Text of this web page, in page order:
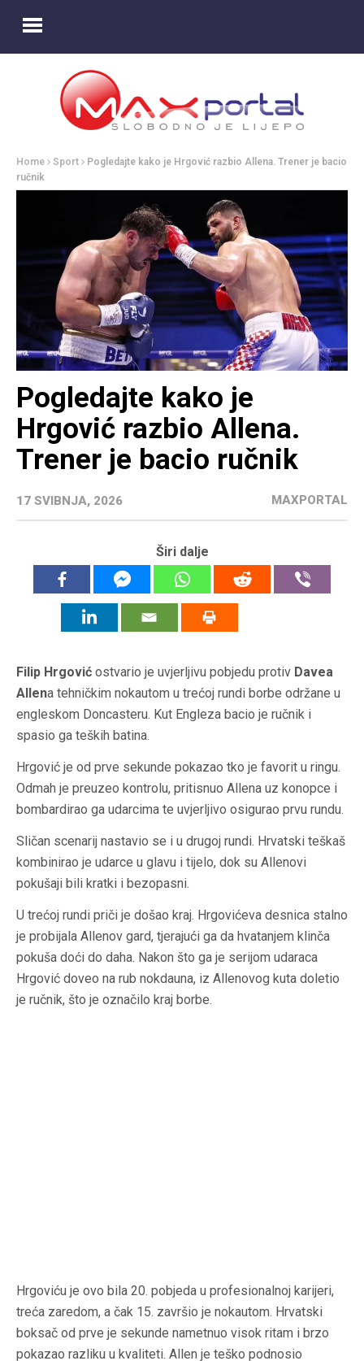
Home Sport
Pogledajte kako je Hrgović razbio Allena. Trener je bacio
ručnik
Pogledajte kako je
Hrgović razbio Allena.
Trener je bacio ručnik
17 SVIBNJA, 2026 MAXPORTAL
Širi dalje
Filip Hrgović ostvario je uvjerljivu pobjedu protiv Davea
Allena tehničkim nokautom u trećoj rundi borbe održane u
engleskom Doncasteru. Kut Engleza bacio je ručnik i
spasio ga teških batina.
Hrgović je od prve sekunde pokazao tko je favorit u ringu.
Odmah je preuzeo kontrolu, pritisnuo Allena uz konopce i
bombardirao ga udarcima te uvjerljivo osigurao prvu rundu.
Sličan scenarij nastavio se i u drugoj rundi. Hrvatski teškaš
kombinirao je udarce u glavu i tijelo, dok su Allenovi
pokušaji bili kratki i bezopasni.
U trećoj rundi priči je došao kraj. Hrgovićeva desnica stalno
je probijala Allenov gard, tjerajući ga da hvatanjem klinča
pokuša doći do daha. Nakon što ga je serijom udaraca
Hrgović doveo na rub nokdauna, iz Allenovog kuta doletio
je ručnik, što je označilo kraj borbe.
Hrgoviću je ovo bila 20. pobjeda u profesionalnoj karijeri,
treća zaredom, a čak 15. završio je nokautom. Hrvatski
boksač od prve je sekunde nametnuo visok ritam i brzo
pokazao razliku u kvaliteti. Allen je teško podnosio